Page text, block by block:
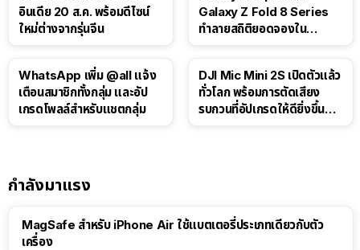
อินเดีย 20 ส.ค. พร้อมดีไซน์
ใหม่ต่างจากรุ่นจีน
Galaxy Z Fold 8 Series
ทำลายสถิติยอดจองใน
WhatsApp เพิ่ม @all แจ้ง
เตือนสมาชิกทั้งกลุ่ม และอัป
เกรดโพลล์สำหรับแชตกลุ่ม
DJI Mic Mini 2S เปิดตัวแล้ว
ทั่วโลก พร้อมการตัดเสียง
รบกวนที่อัปเกรดให้ดียิ่งขึ้น
กำลังมาแรง
MagSafe สำหรับ iPhone Air ใช้แบตเตอรี่ประเภทเดียวกับตัว
เครื่อง